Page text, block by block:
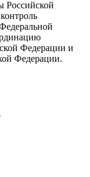
Российской
Федерации и
Федерации.